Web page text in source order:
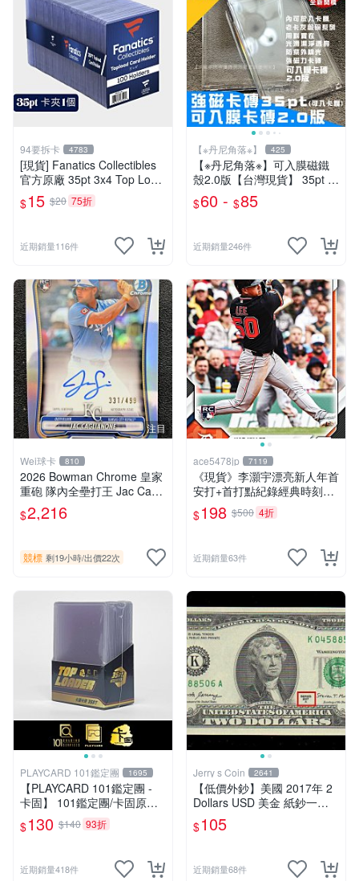
94要拆卡 4783
[現貨] Fanatics Collectibles
官方原廠 35pt 3x4 Top Load
er 卡夾 1個 適用各式球員卡
遊戲王 寶可夢
$15 $20 75折
近期銷量116件
【※丹尼角落※】 425
【※丹尼角落※】可入膜磁鐵
殼2.0版【台灣現貨】 35pt ~
180pt 防紫外線 抗UV 卡磚
卡套 鑑定卡 球員卡 BGS PS
$60 - $85
近期銷量246件
注目
Wei球卡 810
2026 Bowman Chrome 皇家
重砲 隊內全壘打王 Jac Cagli
anone RC限量499張銀亮新
人簽名卡
$2,216
競標 剩19小時/出價22次
ace5478jp 7119
《現貨》李灝宇漂亮新人年首
安打+首打點紀錄經典時刻紀
念卡 2026 Topps Now Rooki
e
$198 $500 4折
近期銷量63件
PLAYCARD 101鑑定團 1695
【PLAYCARD 101鑑定團 -
卡固】 101鑑定團/卡固原廠
原裝 一般卡夾 / 塑膠殼 尺
寸：35pt
$130 $140 93折
近期銷量418件
Jerry s Coin 2641
【低價外鈔】美國 2017年 2
Dollars USD 美金 紙鈔一枚
少見
$105
近期銷量68件